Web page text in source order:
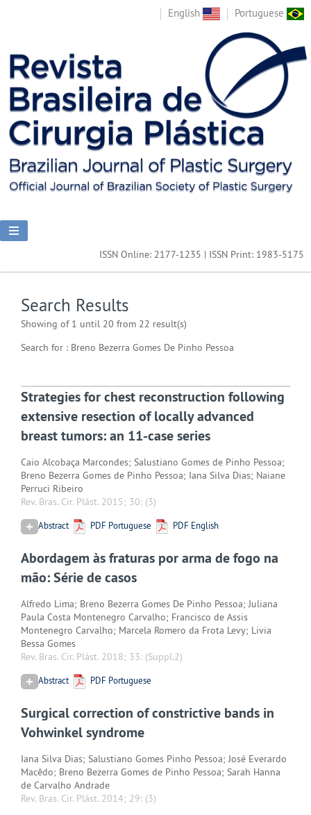
English Portuguese
ISSN Online: 2177-1235 | ISSN Print: 1983-5175
Search Results
Showing of 1 until 20 from 22 result(s)
Search for : Breno Bezerra Gomes De Pinho Pessoa
Strategies for chest reconstruction following
extensive resection of locally advanced
breast tumors: an 11-case series
Caio Alcobaça Marcondes; Salustiano Gomes de Pinho Pessoa;
Breno Bezerra Gomes de Pinho Pessoa; Iana Silva Dias; Naiane
Perruci Ribeiro
Rev. Bras. Cir. Plást. 2015; 30: (3)
Abstract PDF Portuguese PDF English
Abordagem às fraturas por arma de fogo na
mão: Série de casos
Alfredo Lima; Breno Bezerra Gomes De Pinho Pessoa; Juliana
Paula Costa Montenegro Carvalho; Francisco de Assis
Montenegro Carvalho; Marcela Romero da Frota Levy; Livia
Bessa Gomes
Rev. Bras. Cir. Plást. 2018; 33: (Suppl.2)
Abstract PDF Portuguese
Surgical correction of constrictive bands in
Vohwinkel syndrome
Iana Silva Dias; Salustiano Gomes Pinho Pessoa; José Everardo
Macêdo; Breno Bezerra Gomes de Pinho Pessoa; Sarah Hanna
de Carvalho Andrade
Rev. Bras. Cir. Plást. 2014; 29: (3)